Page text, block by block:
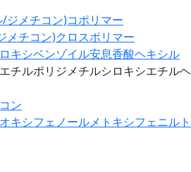
ジメチコン)コポリマー
メチコン)クロスポリマー
キシベンゾイル安息香酸ヘキシル
チルポリジメチルシロキシエチルヘ
ン
キシフェノールメトキシフェニルト